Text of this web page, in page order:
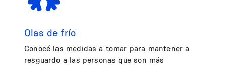
Olas de frío
Conocé las medidas a tomar para mantener a
resguardo a las personas que son más